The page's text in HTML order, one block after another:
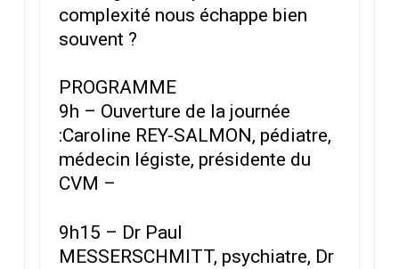
complexité nous échappe bien
souvent ?
PROGRAMME
9h – Ouverture de la journée
:Caroline REY-SALMON, pédiatre,
médecin légiste, présidente du
CVM –
9h15 – Dr Paul
MESSERSCHMITT, psychiatre, Dr